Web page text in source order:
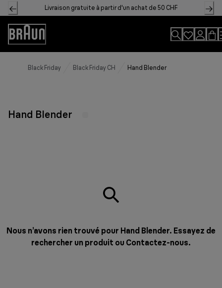
Skip
to
Content
Livraison gratuite à partir d'un achat de 50 CHF
Accessibility
Statement
Black Friday Black Friday CH Hand Blender
Hand Blender
Nous n’avons rien trouvé pour Hand Blender. Essayez de
rechercher un produit ou Contactez-nous.